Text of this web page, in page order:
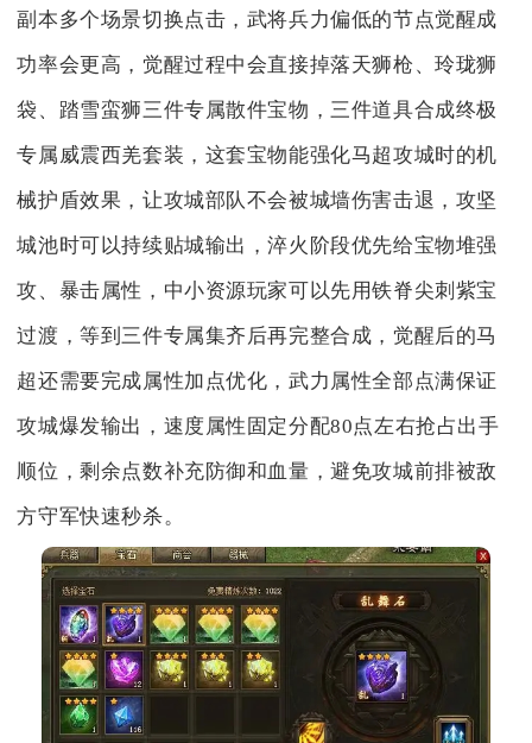
副本多个场景切换点击，武将兵力偏低的节点觉醒成
功率会更高，觉醒过程中会直接掉落天狮枪、玲珑狮
袋、踏雪蛮狮三件专属散件宝物，三件道具合成终极
专属威震西羌套装，这套宝物能强化马超攻城时的机
械护盾效果，让攻城部队不会被城墙伤害击退，攻坚
城池时可以持续贴城输出，淬火阶段优先给宝物堆强
攻、暴击属性，中小资源玩家可以先用铁脊尖刺紫宝
过渡，等到三件专属集齐后再完整合成，觉醒后的马
超还需要完成属性加点优化，武力属性全部点满保证
攻城爆发输出，速度属性固定分配80点左右抢占出手
顺位，剩余点数补充防御和血量，避免攻城前排被敌
方守军快速秒杀。